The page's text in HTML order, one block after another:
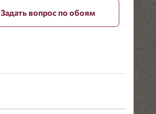
Задать вопрос по обоям